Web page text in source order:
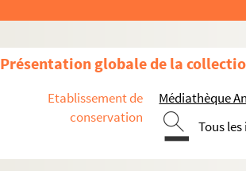
Présentation globale de la
Etablissement de
conservation
Médiathèque
Tous
Le général Dupont et la capitulation de
Michelet à Strasbourg (1906)
Un prince jacobin allemand en Alsace